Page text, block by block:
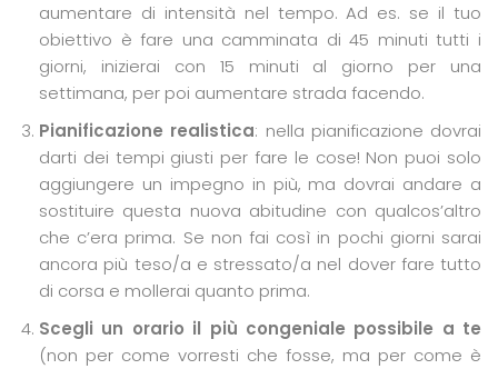
aumentare di intensità nel tempo. Ad es. se il tuo
obiettivo è fare una camminata di 45 minuti tutti i
giorni, inizierai con 15 minuti al giorno per una
settimana, per poi aumentare strada facendo.
Pianificazione realistica: nella pianificazione dovrai
darti dei tempi giusti per fare le cose! Non puoi solo
aggiungere un impegno in più, ma dovrai andare a
sostituire questa nuova abitudine con qualcos’altro
che c’era prima. Se non fai così in pochi giorni sarai
ancora più teso/a e stressato/a nel dover fare tutto
di corsa e mollerai quanto prima.
Scegli un orario il più congeniale possibile a te
(non per come vorresti che fosse, ma per come è